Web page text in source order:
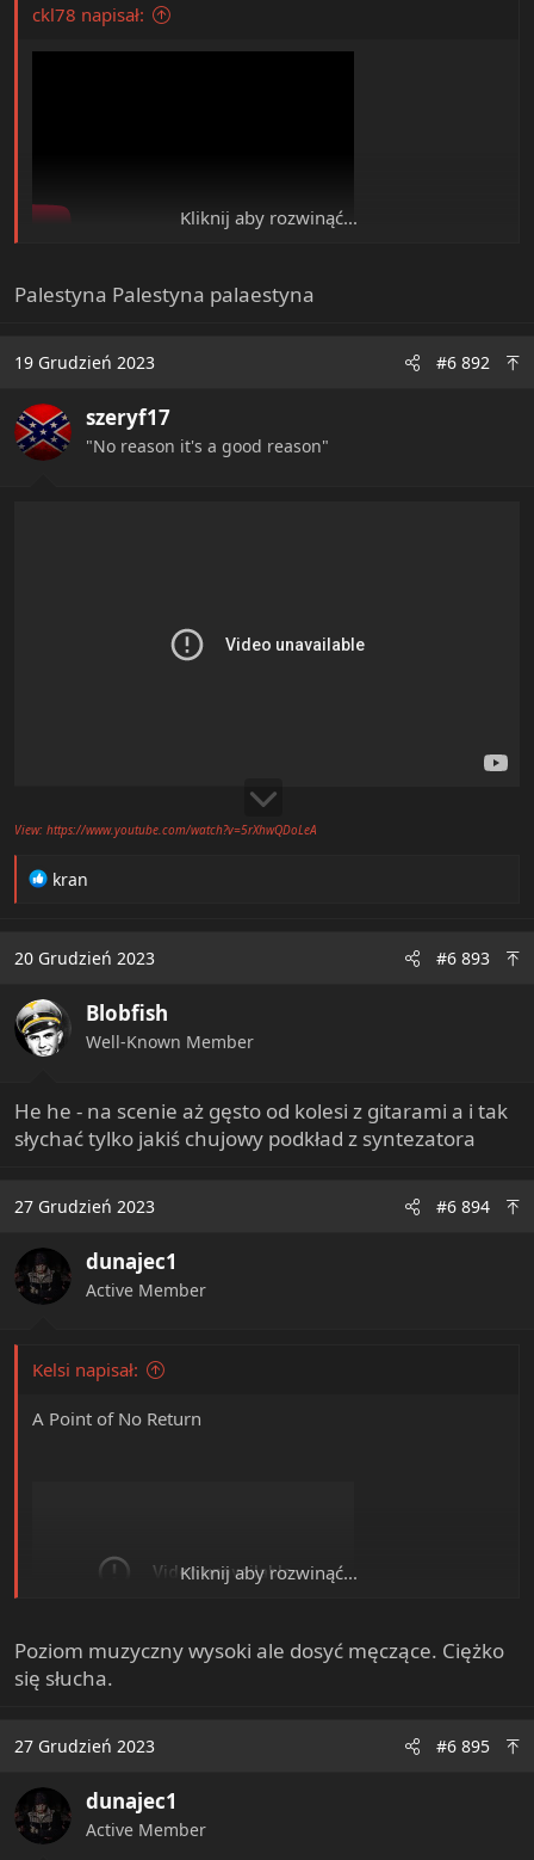
ckl78 napisał:
Kliknij aby rozwinąć...
Palestyna Palestyna palaestyna
19 Grudzień 2023 #6 892
szeryf17
"No reason it's a good reason"
View: https://www.youtube.com/watch?v=5rXhwQDoLeA
R
t
o
n
s
kran
20 Grudzień 2023 #6 893
Blobfish
Well-Known Member
He he - na scenie aż gęsto od kolesi z gitarami a i tak
słychać tylko jakiś chujowy podkład z syntezatora
27 Grudzień 2023 #6 894
dunajec1
Active Member
Kelsi napisał:
A Point of No Return
Kliknij aby rozwinąć...
Poziom muzyczny wysoki ale dosyć męczące. Ciężko
się słucha.
27 Grudzień 2023 #6 895
dunajec1
Active Member